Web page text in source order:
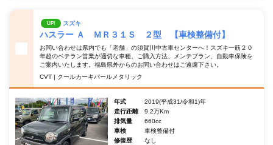
UP! スズキ
ハスラー Ａ ＭＲ３１Ｓ ２型 【車検整備付】
お問い合わせは県内でも「老舗」の須賀川中古車センターへ！スズキ一筋２０
年超のベテラン営業が適切な車種、ご購入方法、メンテプラン、自動車保険を
ご案内いたします。福島県外からのお問い合わせはご遠慮下さい。
CVT | クールカーキパールメタリック
年式
2019(平成31/令和1)年
走行距離
9.2万Km
排気量
660cc
車検
車検整備付
修復歴
なし